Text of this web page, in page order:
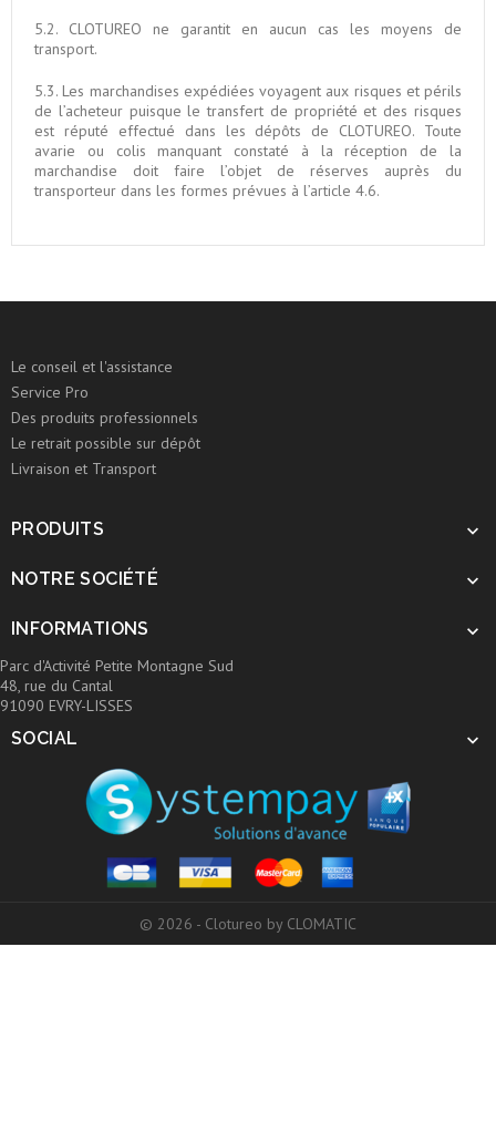
5.2. CLOTUREO ne garantit en aucun cas les moyens de
transport.
5.3. Les marchandises expédiées voyagent aux risques et périls
de l’acheteur puisque le transfert de propriété et des risques
est réputé effectué dans les dépôts de CLOTUREO. Toute
avarie ou colis manquant constaté à la réception de la
marchandise doit faire l’objet de réserves auprès du
transporteur dans les formes prévues à l’article 4.6.
Le conseil et l'assistance
Service Pro
Des produits professionnels
Le retrait possible sur dépôt
Livraison et Transport
PRODUITS 
NOTRE SOCIÉTÉ 
INFORMATIONS 
Parc d'Activité Petite Montagne Sud
48, rue du Cantal
91090 EVRY-LISSES
SOCIAL 
© 2026 - Clotureo by CLOMATIC